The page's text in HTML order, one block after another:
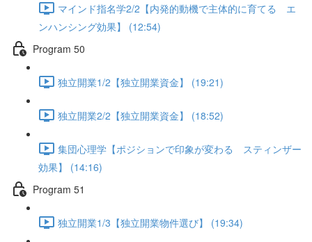
マインド指名学2/2【内発的動機で主体的に育てる エ
ンハンシング効果】 (12:54)
Program 50
独立開業1/2【独立開業資金】 (19:21)
独立開業2/2【独立開業資金】 (18:52)
集団心理学【ポジションで印象が変わる スティンザー
効果】 (14:16)
Program 51
独立開業1/3【独立開業物件選び】 (19:34)